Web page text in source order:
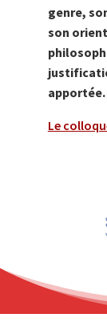
genre,
son
apportée.
Le